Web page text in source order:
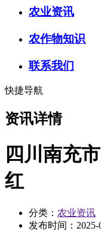
农业资讯
农作物知识
联系我们
快捷导航
资讯详情
四川南充
红
分类： 农业资讯
发布时间： 2025-